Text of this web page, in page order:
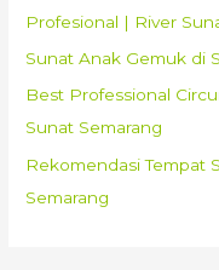
Rumah
Gemolong
Profesional | River
Sunat Anak Gemuk di
Best Professional
Sunat Semarang
Rekomendasi Tempat
Semarang